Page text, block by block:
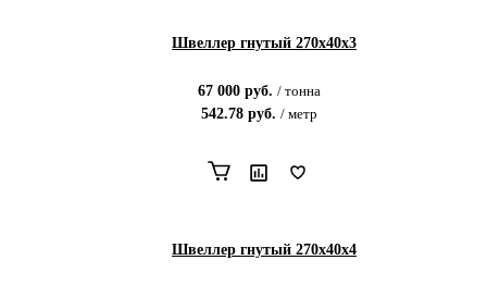
Швеллер гнутый 270х40х3
67 000руб. / тонна
542.78руб. / метр
Швеллер гнутый 270х40х4